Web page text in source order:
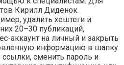
Кирилл Диденок
удалить хештеги и
20–30 публикаций,
аккаунт на личный и закрыть
информацию в шапку
сменить пароль и